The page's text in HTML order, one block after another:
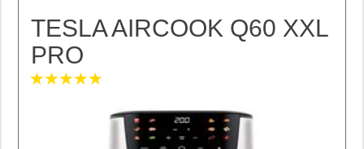
TESLA AIRCOOK Q60 XXL
PRO